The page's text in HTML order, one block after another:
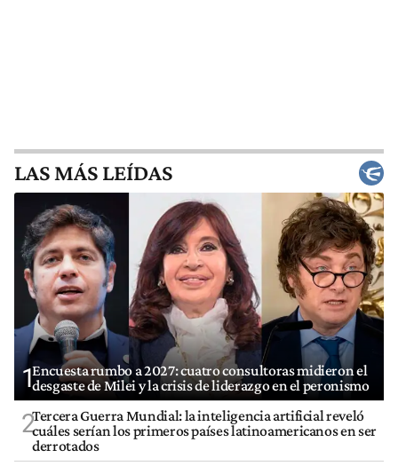
LAS MÁS LEÍDAS
1Encuesta rumbo a 2027: cuatro consultoras midieron el
desgaste de Milei y la crisis de liderazgo en el peronismo
2Tercera Guerra Mundial: la inteligencia artificial reveló
cuáles serían los primeros países latinoamericanos en ser
derrotados